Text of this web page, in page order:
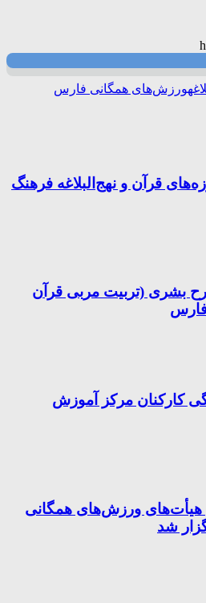
ورزش‌های همگانی فارس
قرآن و نهج‌البلاغه فرهنگ
بشری (تربیت مربی قرآن
فارس
کارکنان مرکز آموزش
ورزش‌های همگانی
شد